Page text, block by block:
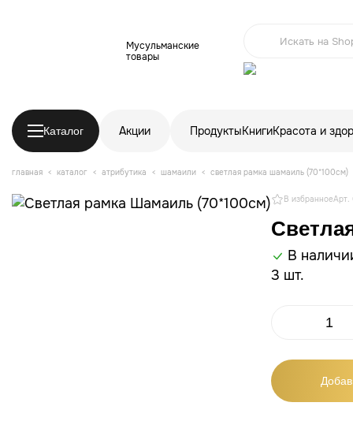
Мусульманские
товары
Каталог Акции ПродуктыКнигиКрасота и
главная каталог атрибутика шамаили светлая рамка шамаиль (70*100см)
В избранноеАрт.
В
3 шт.